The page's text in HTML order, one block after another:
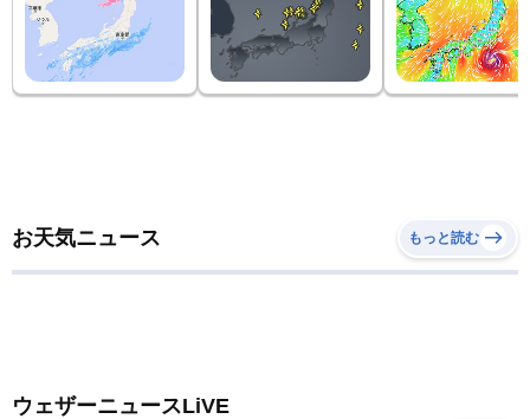
お天気ニュース もっと読む
ウェザーニュースLiVE